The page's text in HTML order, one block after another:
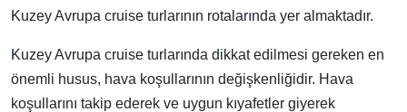
Kuzey Avrupa cruise turlarının rotalarında yer almaktadır.
Kuzey Avrupa cruise turlarında dikkat edilmesi gereken en
önemli husus, hava koşullarının değişkenliğidir. Hava
koşullarını takip ederek ve uygun kıyafetler giyerek